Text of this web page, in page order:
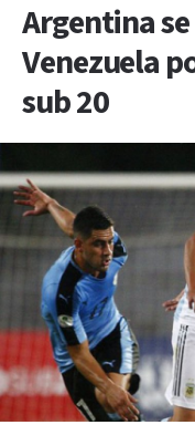
Argentina
Venezuela
sub 20